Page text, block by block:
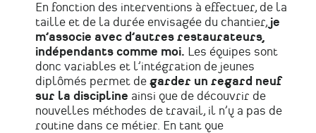
En fonction des interventions à effectuer, de la
taille et de la durée envisagée du chantier, je
m’associe avec d’autres restaurateurs,
indépendants comme moi. Les équipes sont
donc variables et l’intégration de jeunes
diplômés permet de garder un regard neuf
sur la discipline ainsi que de découvrir de
nouvelles méthodes de travail, il n’y a pas de
routine dans ce métier. En tant que